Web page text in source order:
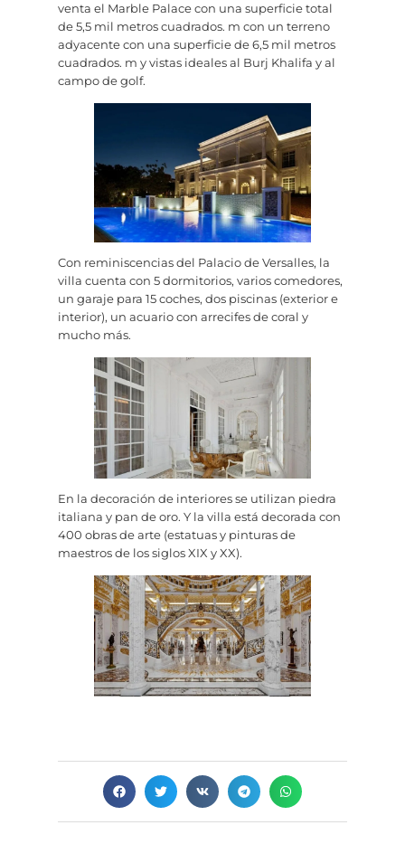
venta el Marble Palace con una superficie total
de 5,5 mil metros cuadrados. m con un terreno
adyacente con una superficie de 6,5 mil metros
cuadrados. m y vistas ideales al Burj Khalifa y al
campo de golf.
Con reminiscencias del Palacio de Versalles, la
villa cuenta con 5 dormitorios, varios comedores,
un garaje para 15 coches, dos piscinas (exterior e
interior), un acuario con arrecifes de coral y
mucho más.
En la decoración de interiores se utilizan piedra
italiana y pan de oro. Y la villa está decorada con
400 obras de arte (estatuas y pinturas de
maestros de los siglos XIX y XX).